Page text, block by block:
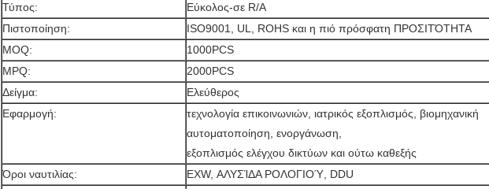
Τύπος:
Εύκολος-σε R/A
Πιστοποίηση:
ISO9001, UL, ROHS και η πιό πρόσφατη ΠΡΟΣΙΤΌΤΗΤΑ
MOQ:
1000PCS
MPQ:
2000PCS
Δείγμα:
Ελεύθερος
Εφαρμογή:
τεχνολογία επικοινωνιών, ιατρικός εξοπλισμός, βιομηχανική
αυτοματοποίηση, ενοργάνωση,
εξοπλισμός ελέγχου δικτύων και ούτω καθεξής
Όροι ναυτιλίας:
EXW, ΑΛΥΣΊΔΑ ΡΟΛΟΓΙΟΎ, DDU